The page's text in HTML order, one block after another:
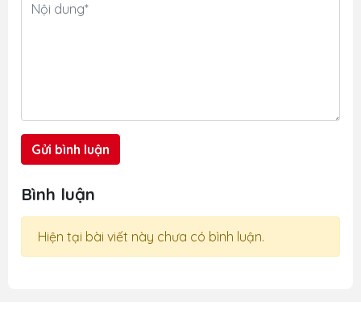
Gửi bình luận
Bình luận
Hiện tại bài viết này chưa có bình luận.